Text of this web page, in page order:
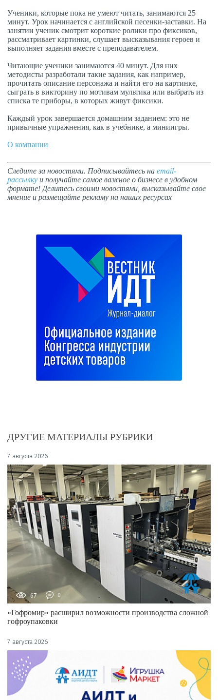
Ученики, которые пока не умеют читать, занимаются 25
минут. Урок начинается с английской песенки-заставки. На
занятии ученик смотрит короткие ролики про фиксиков,
рассматривает картинки, слушает высказывания героев и
выполняет задания вместе с преподавателем.
Читающие ученики занимаются 40 минут. Для них
методисты разработали такие задания, как например,
прочитать описание персонажа и найти его на картинке,
сыграть в викторину по мотивам мультика или выбрать из
списка те приборы, в которых живут фиксики.
Каждый урок завершается домашним заданием: это не
привычные упражнения, как в учебнике, а миниигры.
О компании
Следите за новостями. Подписывайтесь на email-
рассылку и получайте самое важное о бизнесе в удобном
формате! Делитесь своими новостями, высказывайте свое
мнение и размещайте рекламу на наших ресурсах
ДРУГИЕ МАТЕРИАЛЫ РУБРИКИ
7 августа 2026
67 0
«Гофромир» расширил возможности производства сложной
гофроупаковки
7 августа 2026